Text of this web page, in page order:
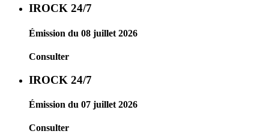
IROCK 24/7
Émission du 08 juillet 2026
Consulter
IROCK 24/7
Émission du 07 juillet 2026
Consulter